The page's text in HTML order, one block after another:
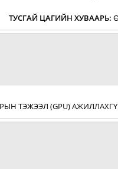
ТУСГАЙ ЦАГИЙН ХУВААРЬ:
ТЭЖЭЭЛ (GPU)